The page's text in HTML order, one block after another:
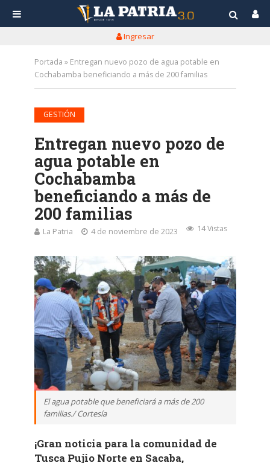
Ingresar
Portada » Entregan nuevo pozo de agua potable en
Cochabamba beneficiando a más de 200 familias
GESTIÓN
Entregan nuevo pozo de
agua potable en
Cochabamba
beneficiando a más de
200 familias
La Patria 4 de noviembre de 2023 14 Vistas
El agua potable que beneficiará a más de 200
familias./ Cortesía
¡Gran noticia para la comunidad de
Tusca Pujio Norte en Sacaba,